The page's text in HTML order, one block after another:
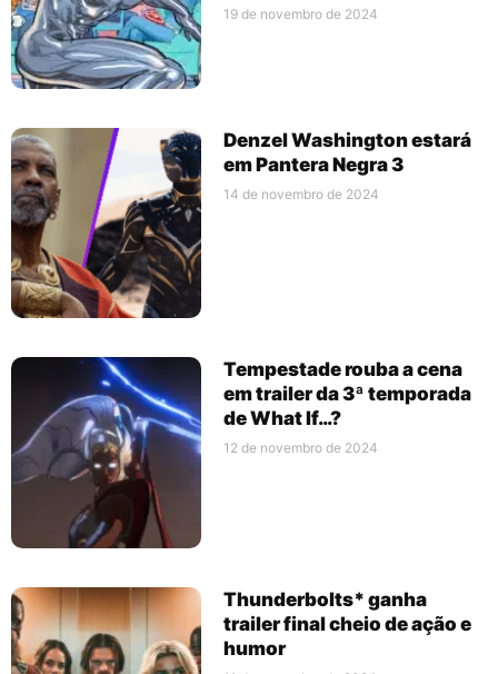
19 de novembro de 2024
Denzel Washington estará
em Pantera Negra 3
14 de novembro de 2024
Tempestade rouba a cena
em trailer da 3ª temporada
de What If…?
12 de novembro de 2024
Thunderbolts* ganha
trailer final cheio de ação e
humor